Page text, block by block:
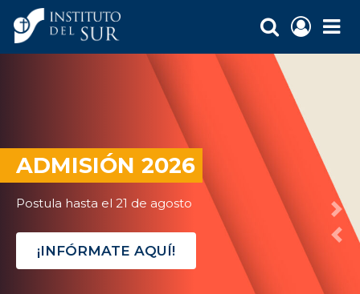
ADMISIÓN 2026
Postula hasta el 21 de agosto
¡INFÓRMATE AQUÍ!